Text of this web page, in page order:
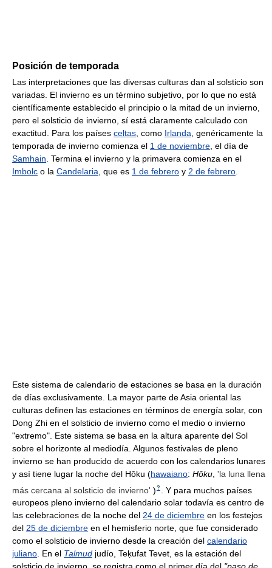
Posición de temporada
Las interpretaciones que las diversas culturas dan al solsticio son
variadas. El invierno es un término subjetivo, por lo que no está
científicamente establecido el principio o la mitad de un invierno,
pero el solsticio de invierno, sí está claramente calculado con
exactitud. Para los países celtas , como Irlanda , genéricamente la
temporada de invierno comienza el 1 de noviembre , el día de
Samhain . Termina el invierno y la primavera comienza en el
Imbolc o la Candelaria , que es 1 de febrero y 2 de febrero
Este sistema de calendario de estaciones se basa en la duración
de días exclusivamente. La mayor parte de Asia oriental las
culturas definen las estaciones en términos de energía solar, con
Dong Zhi en el solsticio de invierno como el medio o invierno
"extremo". Este sistema se basa en la altura aparente del Sol
sobre el horizonte al mediodía. Algunos festivales de pleno
invierno se han producido de acuerdo con los calendarios lunares
y así tiene lugar la noche del Hōku (hawaiano: Hōku 'la luna llena
más cercana al solsticio de invierno' ) ?
. Y para muchos países
europeos pleno invierno del calendario solar todavía es centro de
las celebraciones de la noche del 24 de diciembre en los festejos
del 25 de diciembre en el hemisferio norte, que fue considerado
como el solsticio de invierno desde la creación del calendario
juliano. En el Talmud judío, Teḳufat Tevet, es la estación del